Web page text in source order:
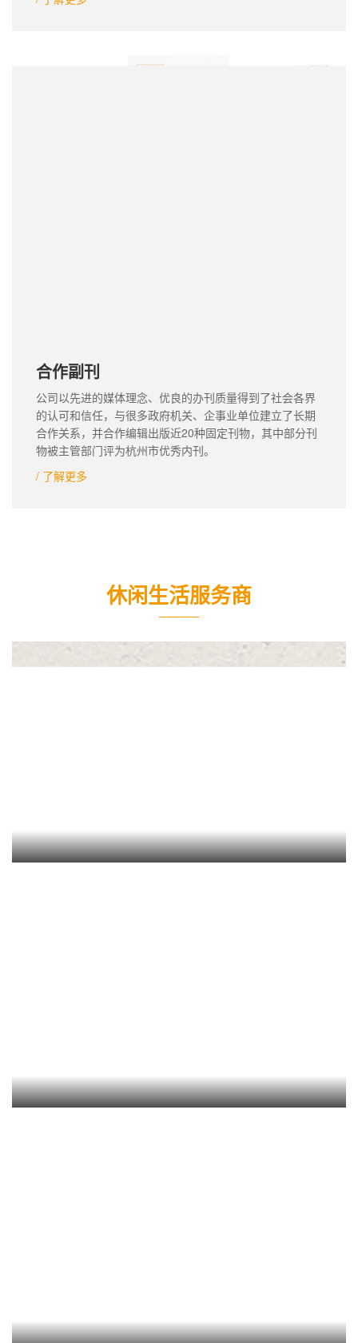
合作副刊
公司以先进的媒体理念、优良的办刊质量得到了社会各界
的认可和信任，与很多政府机关、企事业单位建立了长期
合作关系，并合作编辑出版近20种固定刊物，其中部分刊
物被主管部门评为杭州市优秀内刊。
/ 了解更多
休闲生活服务商